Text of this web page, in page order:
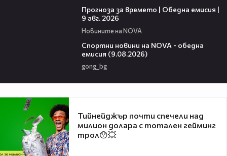
Прогноза за времето | Обедна емисия |
9 авг. 2026
Новините на NOVA
Спортни новини на NOVA - обедна
емисия (9.08.2026)
gong_bg
Тийнейджър почти спечели над
милион долара с тотален гейминг
трол😯💥